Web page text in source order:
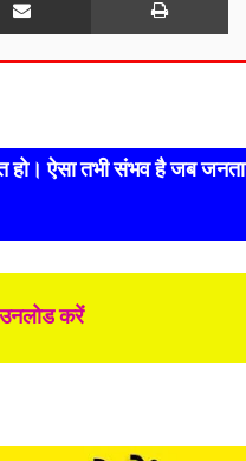
हो। ऐसा तभी संभव है जब जनता
करें